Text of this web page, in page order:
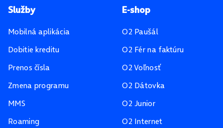
Pätička stránky
Služby
Mobilná aplikácia
Dobitie kreditu
Prenos čísla
Zmena programu
MMS
Roaming
E-shop
O2 Paušál
O2 Fér na faktúru
O2 Voľnosť
O2 Dátovka
O2 Junior
O2 Internet